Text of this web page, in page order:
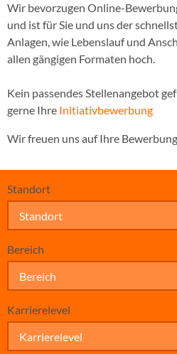
Wir bevorzugen Online-
und ist für Sie und uns der
Anlagen, wie Lebenslauf und
allen gängigen Formaten hoch.
Kein passendes Stellenangebot
gerne Ihre Initiativbewerbung
Wir freuen uns auf Ihre
Standort
Standort
Bereich
Bereich
Karrierelevel
Karrierelevel